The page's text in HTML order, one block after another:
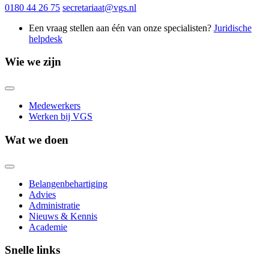
0180 44 26 75 secretariaat@vgs.nl
Een vraag stellen aan één van onze specialisten? Juridische
helpdesk
Wie we zijn
Medewerkers
Werken bij VGS
Wat we doen
Belangenbehartiging
Advies
Administratie
Nieuws & Kennis
Academie
Snelle links